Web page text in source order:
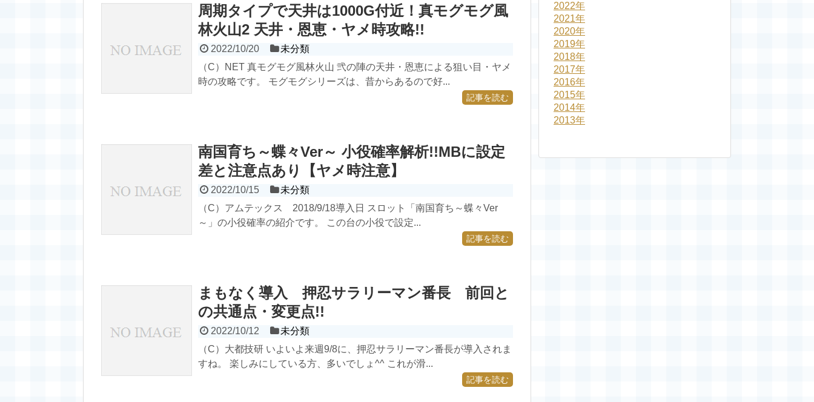
周期タイプで天井は1000G付近！真モグモグ風
林火山2 天井・恩恵・ヤメ時攻略!!
2022/10/20
未分類
（C）NET 真モグモグ風林火山 弐の陣の天井・恩恵による狙い目・ヤメ
時の攻略です。 モグモグシリーズは、昔からあるので好...
記事を読む
南国育ち～蝶々Ver～ 小役確率解析!!MBに設定
差と注意点あり【ヤメ時注意】
2022/10/15
未分類
（C）アムテックス 2018/9/18導入日 スロット「南国育ち～蝶々Ver
～」の小役確率の紹介です。 この台の小役で設定...
記事を読む
まもなく導入 押忍サラリーマン番長 前回と
の共通点・変更点!!
2022/10/12
未分類
（C）大都技研 いよいよ来週9/8に、押忍サラリーマン番長が導入されま
すね。 楽しみにしている方、多いでしょ^^ これが滑...
記事を読む
2022年
2021年
2020年
2019年
2018年
2017年
2016年
2015年
2014年
2013年